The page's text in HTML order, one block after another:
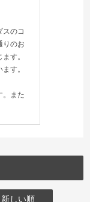
スのコ
りのお
す。
す。
。また
しい順